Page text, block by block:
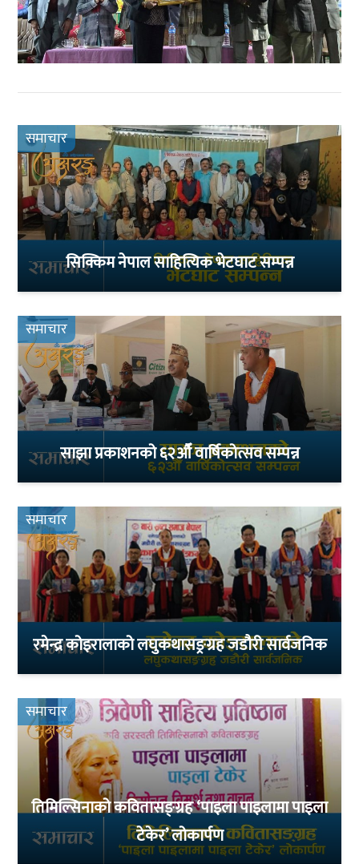
समाचार
सिक्किम नेपाल साहित्यिक भेटघाट सम्पन्न
समाचार
साझा प्रकाशनको ६२औँ वार्षिकोत्सव सम्पन्न
समाचार
रमेन्द्र कोइरालाको लघुकथासङ्रग्रह जडौरी सार्वजनिक
समाचार
तिमिल्सिनाको कवितासङ्ग्रह ‘पाइला पाइलामा पाइला
टेकेर’ लोकार्पण